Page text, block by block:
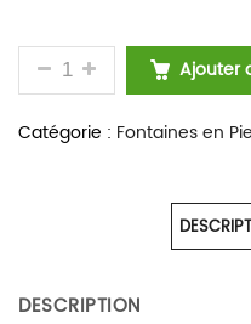
QUANTITÉ DE Ajouter
Catégorie : Fontaines en
DESCRIPTION